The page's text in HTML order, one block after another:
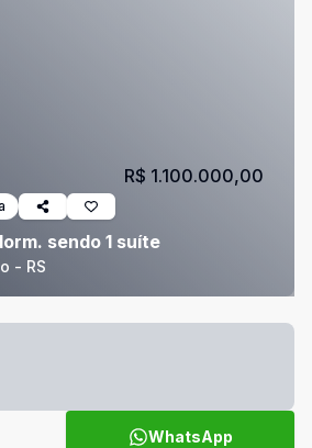
sendo 1 suíte
- RS
R$ 1.100.000,00
WhatsApp